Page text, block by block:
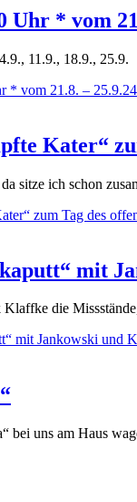
* vom
11.9., 18.9., 25.9.
* vom 21.8. – 25.9.24
Kater“
sitze ich schon
zum Tag des
kaputt“ mit
die
mit Jankowski und
bei uns am Haus